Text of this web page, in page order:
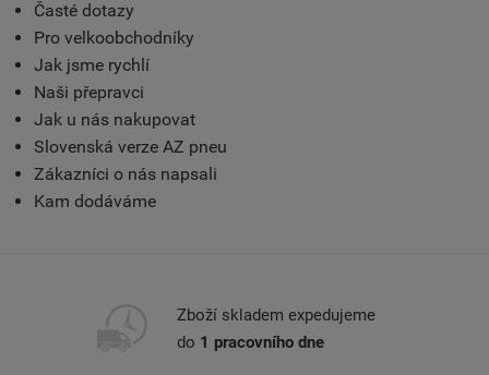
Časté dotazy
Pro velkoobchodníky
Jak jsme rychlí
Naši přepravci
Jak u nás nakupovat
Slovenská verze AZ pneu
Zákazníci o nás napsali
Kam dodáváme
Zboží skladem expedujeme
do 1 pracovního dne